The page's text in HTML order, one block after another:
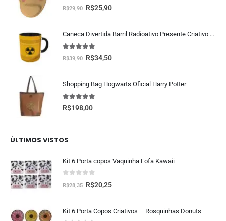
fora de 5
R$29,90 R$25,90
Caneca Divertida Barril Radioativo Presente Criativo Geek
fora de 5
R$39,90 R$34,50
Shopping Bag Hogwarts Oficial Harry Potter
5.00 fora de 5
R$198,00
ÚLTIMOS VISTOS
Kit 6 Porta copos Vaquinha Fofa Kawaii
fora de 5
R$28,35 R$20,25
Kit 6 Porta Copos Criativos – Rosquinhas Donuts